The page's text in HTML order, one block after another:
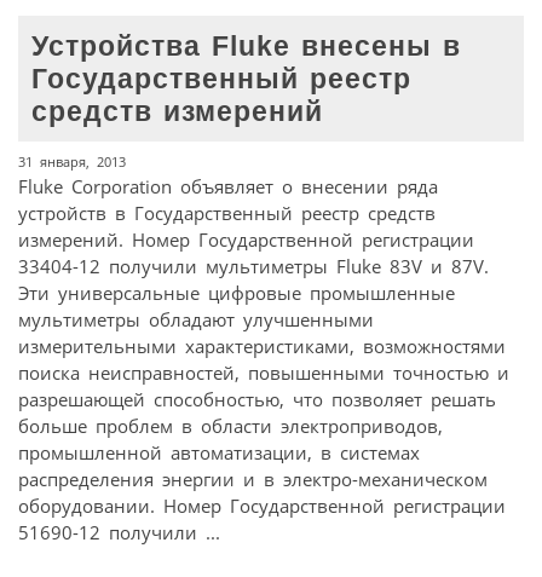
Устройства Fluke внесены в
Государственный реестр
средств измерений
31 января, 2013
Fluke Corporation объявляет о внесении ряда
устройств в Государственный реестр средств
измерений. Номер Государственной регистрации
33404-12 получили мультиметры Fluke 83V и 87V.
Эти универсальные цифровые промышленные
мультиметры обладают улучшенными
измерительными характеристиками, возможностями
поиска неисправностей, повышенными точностью и
разрешающей способностью, что позволяет решать
больше проблем в области электроприводов,
промышленной автоматизации, в системах
распределения энергии и в электро-механическом
оборудовании. Номер Государственной регистрации
51690-12 получили ...